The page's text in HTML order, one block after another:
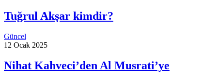
Tuğrul Akşar kimdir?
Güncel
12 Ocak 2025
Nihat Kahveci’den Al Musrati’ye